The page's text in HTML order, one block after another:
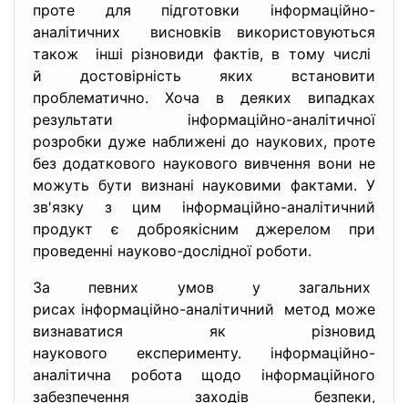
проте для підготовки інформаційно-
аналітичних висновків використовуються
також інші різновиди фактів, в тому числі
й достовірність яких встановити
проблематично. Хоча в деяких випадках
результати інформаційно-аналітичної
розробки дуже наближені до наукових, проте
без додаткового наукового вивчення вони не
можуть бути визнані науковими фактами. У
зв'язку з цим інформаційно-аналітичний
продукт є доброякісним джерелом при
проведенні науково-дослідної роботи.
За певних умов у загальних
рисах інформаційно-аналітичний метод може
визнаватися як різновид
наукового експерименту. інформаційно-
аналітична робота щодо інформаційного
забезпечення заходів безпеки,